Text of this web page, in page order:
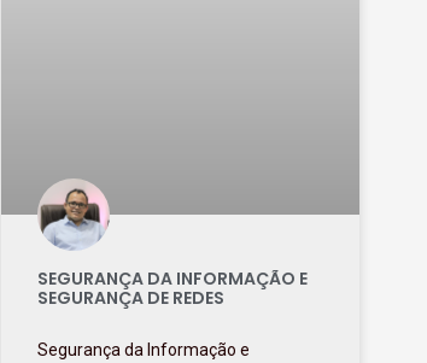
SEGURANÇA DA INFORMAÇÃO E
SEGURANÇA DE REDES
Segurança da Informação e